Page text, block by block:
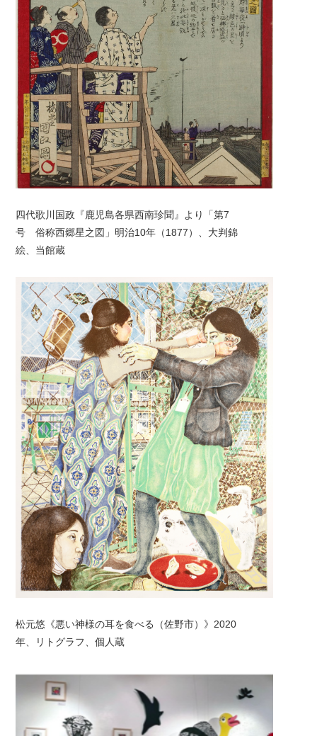
四代歌川国政『鹿児島各県西南珍聞』より「第7
号 俗称西郷星之図」明治10年（1877）、大判錦
絵、当館蔵
松元悠《悪い神様の耳を食べる（佐野市）》2020
年、リトグラフ、個人蔵